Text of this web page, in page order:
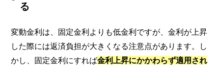
る
変動金利は、固定金利よりも低金利ですが、金利が上昇
した際には返済負担が大きくなる注意点があります。し
かし、固定金利にすれば金利上昇にかかわらず適用され